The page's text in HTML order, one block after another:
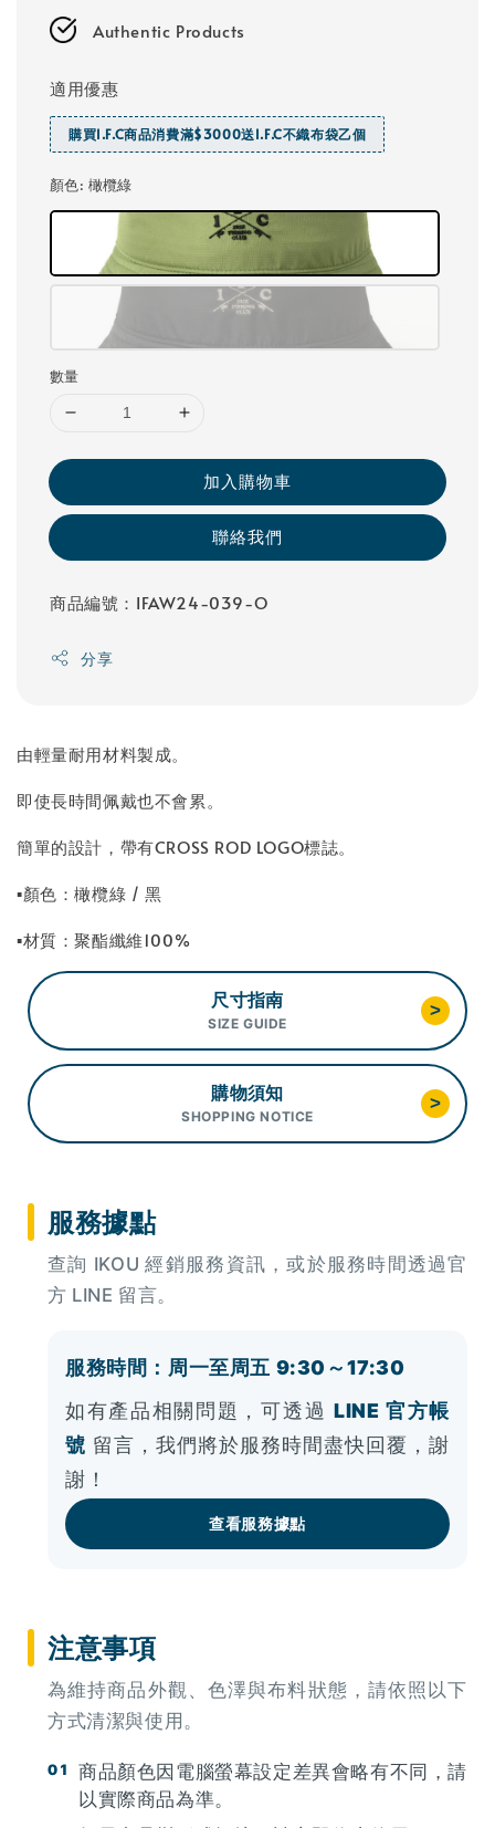
Authentic Products
適用優惠
購買I.F.C商品消費滿$3000送I.F.C不織布袋乙個
顏色: 橄欖綠
數量
加入購物車
聯絡我們
商品編號：IFAW24-039-O
分享
由輕量耐用材料製成。
即使長時間佩戴也不會累。
簡單的設計，帶有CROSS ROD LOGO標誌。
▪顏色：橄欖綠 / 黑
▪材質：聚酯纖維100%
尺寸指南
SIZE GUIDE
>
購物須知
SHOPPING NOTICE
>
服務據點
查詢 IKOU 經銷服務資訊，或於服務時間透過官
方 LINE 留言。
服務時間：周一至周五 9:30～17:30
如有產品相關問題，可透過 LINE 官方帳
號 留言，我們將於服務時間盡快回覆，謝
謝！
查看服務據點
注意事項
為維持商品外觀、色澤與布料狀態，請依照以下
方式清潔與使用。
商品顏色因電腦螢幕設定差異會略有不同，請
以實際商品為準。